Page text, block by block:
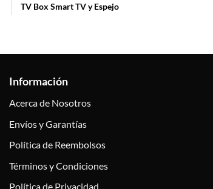
TV Box Smart TV y Espejo
Información
Acerca de Nosotros
Envíos y Garantías
Política de Reembolsos
Términos y Condiciones
Política de Privacidad